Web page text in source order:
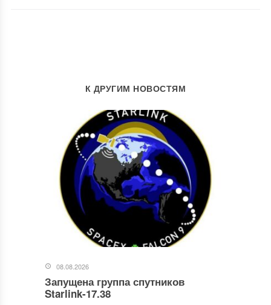
К ДРУГИМ НОВОСТЯМ
08.08.2026
Запущена группа спутников
Starlink-17.38